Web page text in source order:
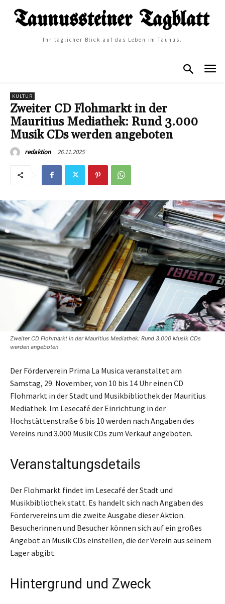
Ihr täglicher Blick auf das Leben im Taunus.
KULTUR
Zweiter CD Flohmarkt in der
Mauritius Mediathek: Rund 3.000
Musik CDs werden angeboten
redaktion 26.11.2025
Zweiter CD Flohmarkt in der Mauritius Mediathek: Rund 3.000 Musik CDs
werden angeboten
Der Förderverein Prima La Musica veranstaltet am
Samstag, 29. November, von 10 bis 14 Uhr einen CD
Flohmarkt in der Stadt und Musikbibliothek der Mauritius
Mediathek. Im Lesecafé der Einrichtung in der
Hochstättenstraße 6 bis 10 werden nach Angaben des
Vereins rund 3.000 Musik CDs zum Verkauf angeboten.
Veranstaltungsdetails
Der Flohmarkt findet im Lesecafé der Stadt und
Musikbibliothek statt. Es handelt sich nach Angaben des
Fördervereins um die zweite Ausgabe dieser Aktion.
Besucherinnen und Besucher können sich auf ein großes
Angebot an Musik CDs einstellen, die der Verein aus seinem
Lager abgibt.
Hintergrund und Zweck